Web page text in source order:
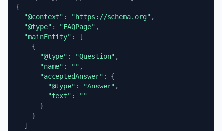
{
"@context" : "https://schema.org" ,
"@type" : "FAQPage" ,
"mainEntity" :
[
{
"@type" : "Question" ,
"name" : "" ,
"acceptedAnswer" :
{
"@type" : "Answer" ,
"text" :
""
}
}
]